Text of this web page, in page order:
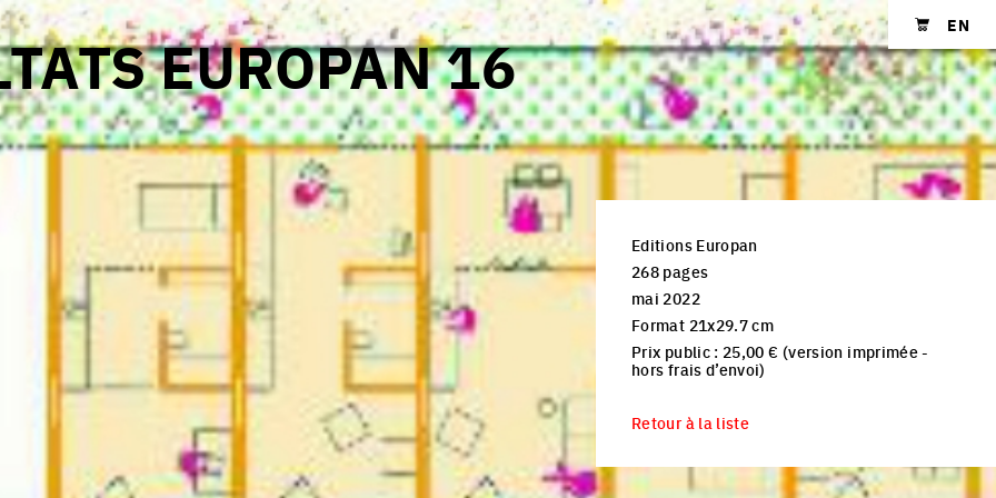
Shopping cart
EN
EUROPAN 16
Editions Europan
268 pages
mai 2022
Format 21x29.7 cm
Prix public : 25,00 € (version imprimée -
hors frais d’envoi)
Retour à la liste